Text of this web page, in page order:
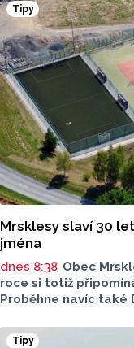
Tipy
Mrsklesy slaví 30
jména
dnes 8:38 Obec
roce si totiž
Proběhne navíc také
ani spousta
Tipy